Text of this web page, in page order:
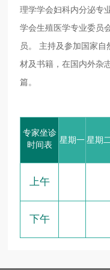
理学学会妇科内分泌专
学会生殖医学专业委员
员。 主持及参加国家
材及书籍，在国内外杂
篇。
专家坐诊
时间表
星期一 星期
上午
下午